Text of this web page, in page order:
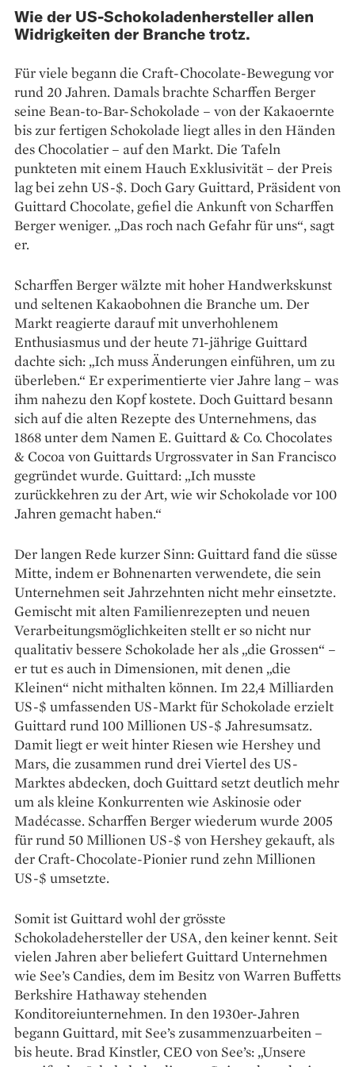
Wie der US-Schokoladenhersteller allen
Widrigkeiten der Branche trotz.
Für viele begann die Craft-Chocolate-Bewegung vor
rund 20 Jahren. Damals brachte Scharffen Berger
seine Bean-to-Bar-Schokolade – von der Kakaoernte
bis zur fertigen Schokolade liegt alles in den Händen
des Chocolatier – auf den Markt. Die Tafeln
punkteten mit einem Hauch Exklusivität – der Preis
lag bei zehn US-$. Doch Gary Guittard, Präsident von
Guittard Chocolate, gefiel die Ankunft von Scharffen
Berger weniger. „Das roch nach Gefahr für uns“, sagt
er.
Scharffen Berger wälzte mit hoher Handwerkskunst
und seltenen Kakaobohnen die Branche um. Der
Markt reagierte darauf mit unverhohlenem
Enthusiasmus und der heute 71-jährige Guittard
dachte sich: „Ich muss Änderungen einführen, um zu
überleben.“ Er experimentierte vier Jahre lang – was
ihm nahezu den Kopf kostete. Doch Guittard besann
sich auf die alten Rezepte des Unternehmens, das
1868 unter dem Namen E. Guittard & Co. Chocolates
& Cocoa von Guittards Urgrossvater in San Francisco
gegründet wurde. Guittard: „Ich musste
zurückkehren zu der Art, wie wir Schokolade vor 100
Jahren gemacht haben.“
Der langen Rede kurzer Sinn: Guittard fand die süsse
Mitte, indem er Bohnenarten verwendete, die sein
Unternehmen seit Jahrzehnten nicht mehr einsetzte.
Gemischt mit alten Familienrezepten und neuen
Verarbeitungsmöglichkeiten stellt er so nicht nur
qualitativ bessere Schokolade her als „die Grossen“ –
er tut es auch in Dimensionen, mit denen „die
Kleinen“ nicht mithalten können. Im 22,4 Milliarden
US-$ umfassenden US-Markt für Schokolade erzielt
Guittard rund 100 Millionen US-$ Jahresumsatz.
Damit liegt er weit hinter Riesen wie Hershey und
Mars, die zusammen rund drei Viertel des US-
Marktes abdecken, doch Guittard setzt deutlich mehr
um als kleine Konkurrenten wie Askinosie oder
Madécasse. Scharffen Berger wiederum wurde 2005
für rund 50 Millionen US-$ von Hershey gekauft, als
der Craft-Chocolate-Pionier rund zehn Millionen
US-$ umsetzte.
Somit ist Guittard wohl der grösste
Schokoladehersteller der USA, den keiner kennt. Seit
vielen Jahren aber beliefert Guittard Unternehmen
wie See’s Candies, dem im Besitz von Warren Buffetts
Berkshire Hathaway stehenden
Konditoreiunternehmen. In den 1930er-Jahren
begann Guittard, mit See’s zusammenzuarbeiten –
bis heute. Brad Kinstler, CEO von See’s: „Unsere